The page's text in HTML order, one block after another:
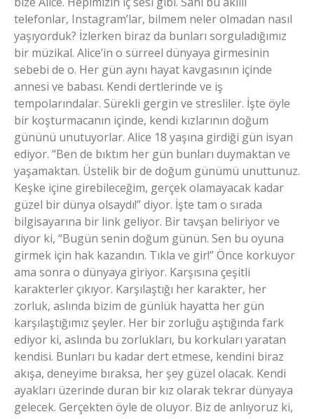
telefonlar, Instagram’lar, bilmem neler olmadan nasıl
yaşıyorduk? İzlerken biraz da bunları sorguladığımız
bir müzikal. Alice’in o sürreel dünyaya girmesinin
sebebi de o. Her gün aynı hayat kavgasının içinde
annesi ve babası. Kendi dertlerinde ve iş
tempolarındalar. Sürekli gergin ve stresliler. İşte öyle
bir koşturmacanın içinde, kendi kızlarının doğum
gününü unutuyorlar. Alice 18 yaşına girdiği gün isyan
ediyor. “Ben de bıktım her gün bunları duymaktan ve
yaşamaktan. Üstelik bir de doğum günümü unuttunuz.
Keşke içine girebileceğim, gerçek olamayacak kadar
güzel bir dünya olsaydı!” diyor. İşte tam o sırada
bilgisayarına bir link geliyor. Bir tavşan beliriyor ve
diyor ki, “Bugün senin doğum günün. Sen bu oyuna
girmek için hak kazandın. Tıkla ve gir!” Önce korkuyor
ama sonra o dünyaya giriyor. Karşısına çeşitli
karakterler çıkıyor. Karşılaştığı her karakter, her
zorluk, aslında bizim de günlük hayatta her gün
karşılaştığımız şeyler. Her bir zorluğu aştığında fark
ediyor ki, aslında bu zorlukları, bu korkuları yaratan
kendisi. Bunları bu kadar dert etmese, kendini biraz
akışa, deneyime bıraksa, her şey güzel olacak. Kendi
ayakları üzerinde duran bir kız olarak tekrar dünyaya
gelecek. Gerçekten öyle de oluyor. Biz de anlıyoruz ki,